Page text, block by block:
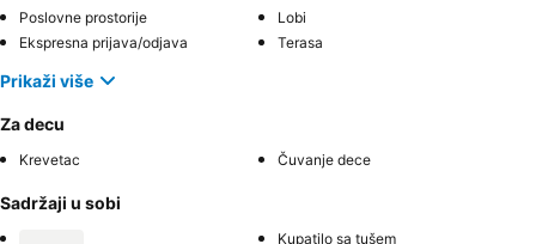
Poslovne prostorije
Lobi
Ekspresna prijava/odjava
Terasa
Prikaži više
Za decu
Krevetac Čuvanje dece
Sadržaji u sobi
Kupatilo sa tušem